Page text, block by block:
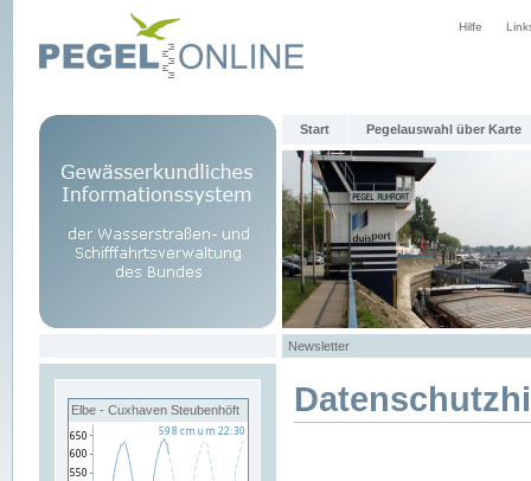
Hilfe
Start Pegelauswahl über Karte
Newsletter
Elbe - Cuxhaven Steubenhöft